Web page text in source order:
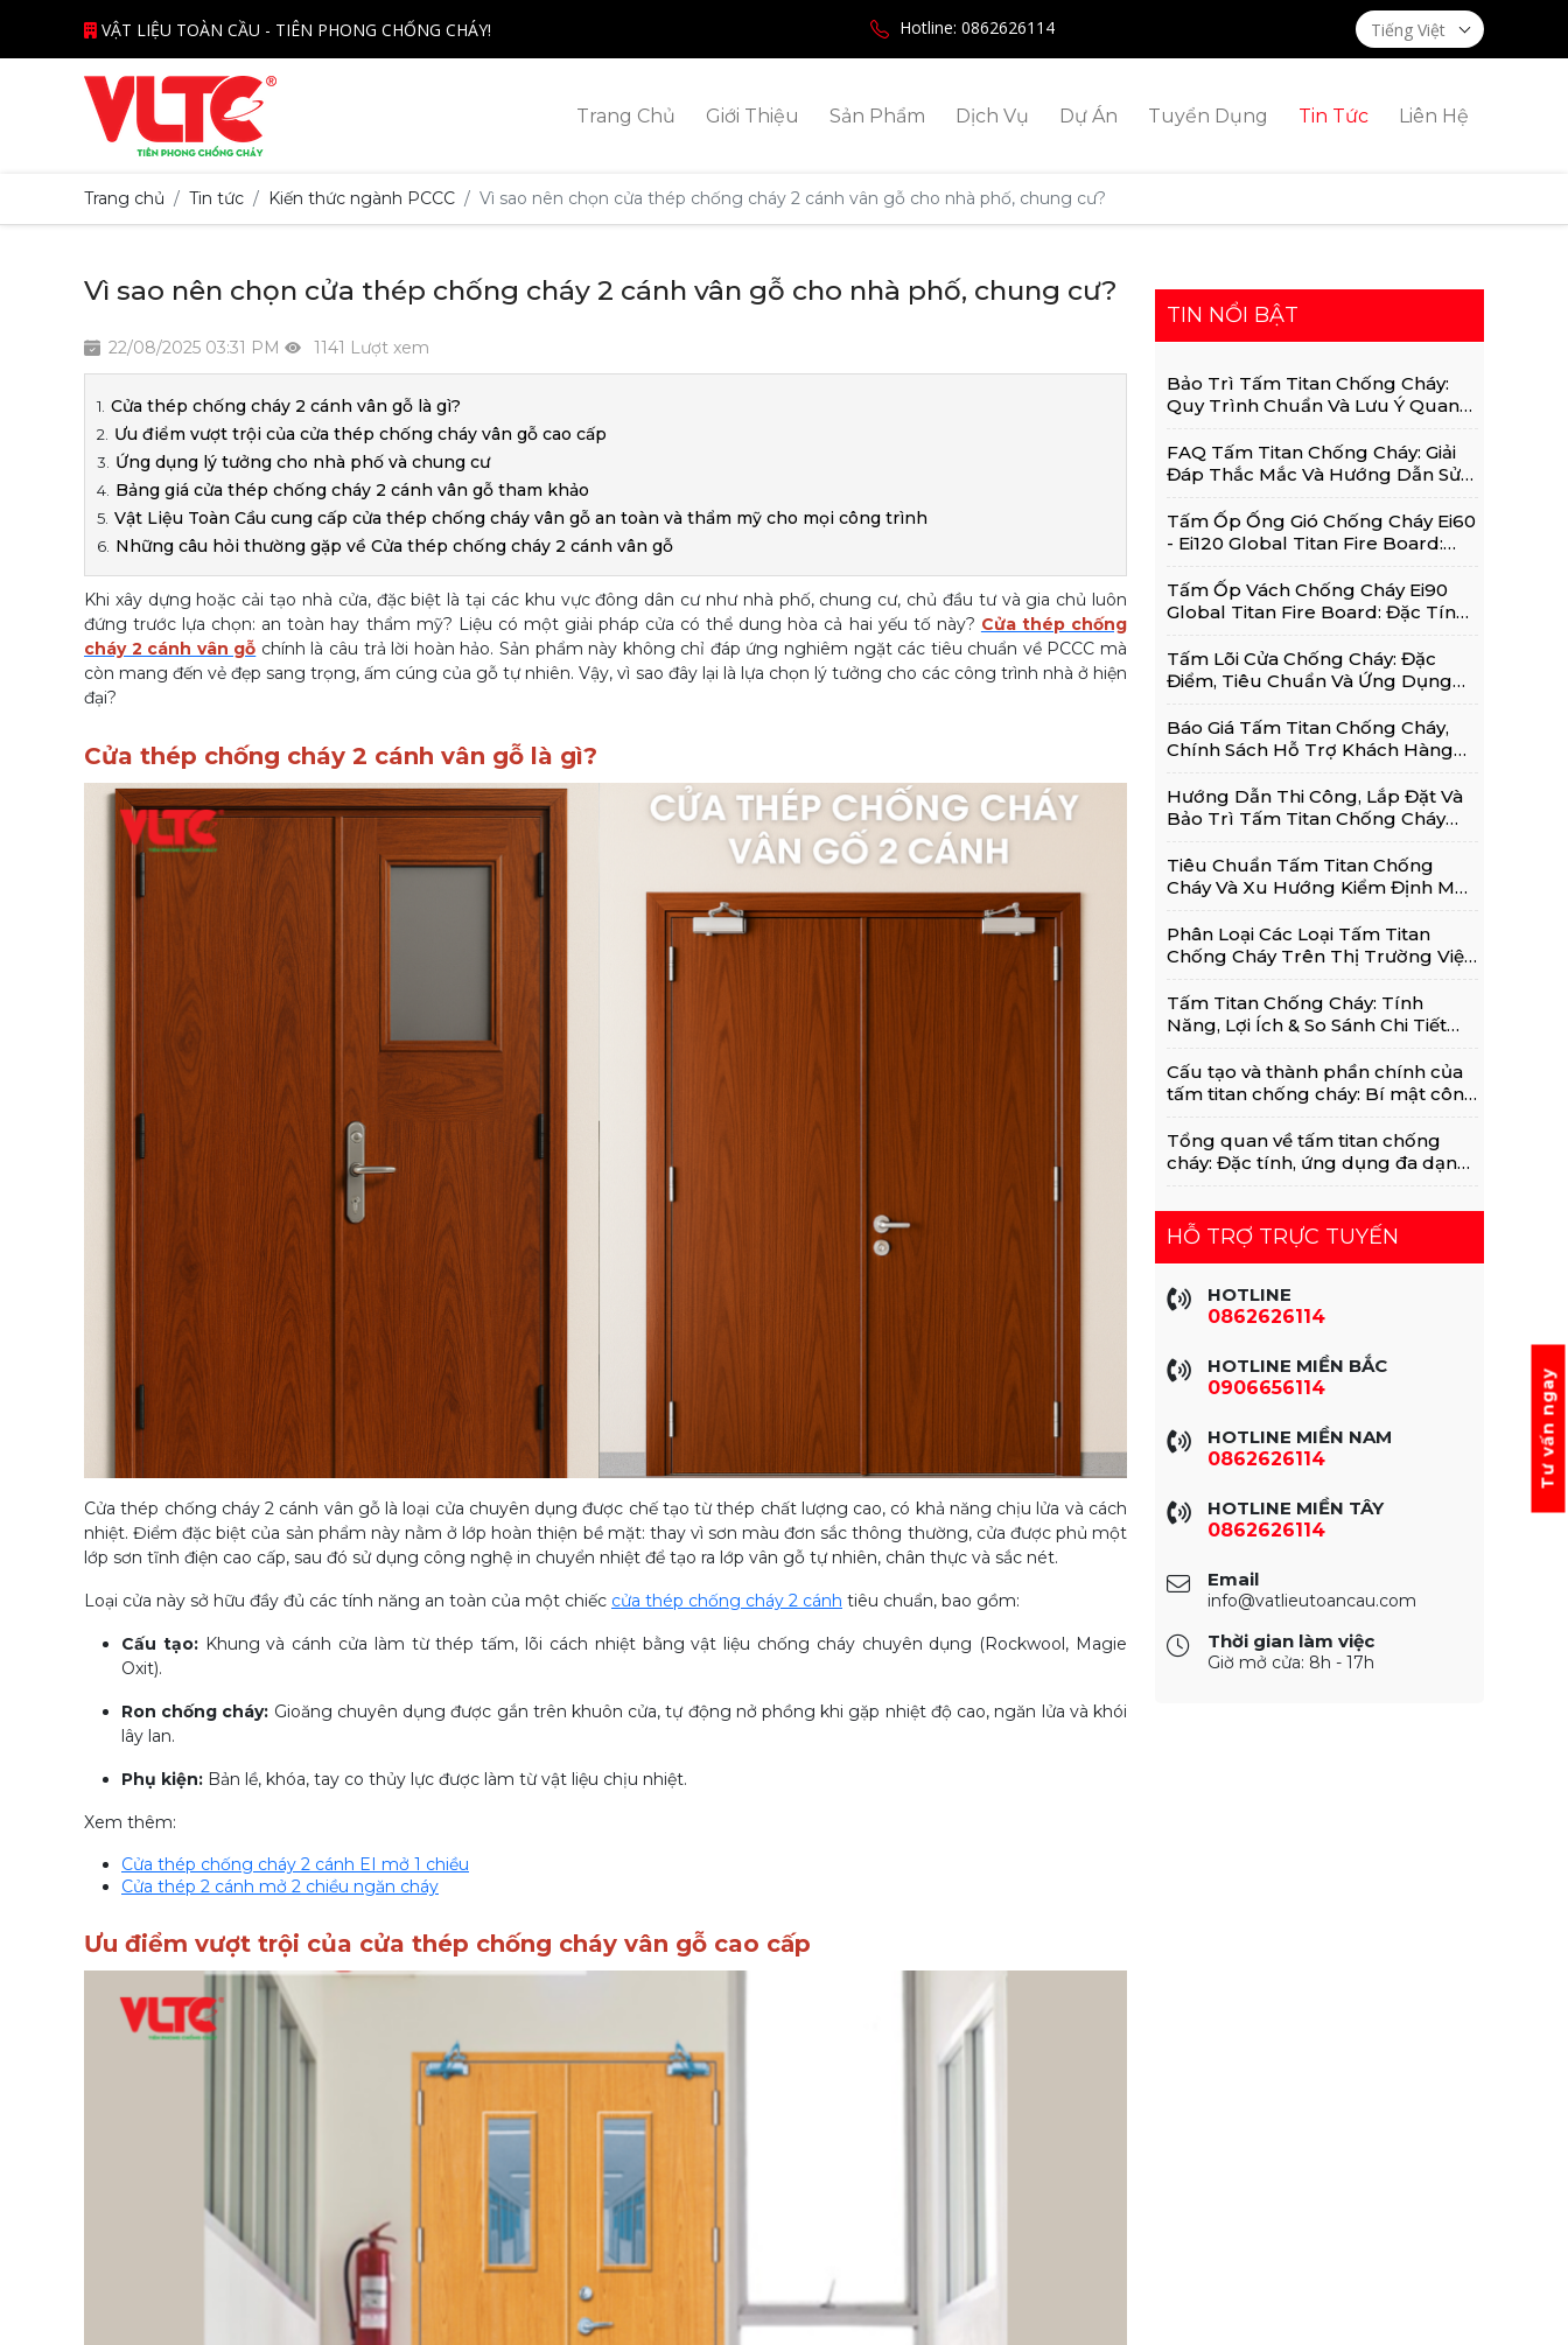
VẬT LIỆU TOÀN CẦU - TIÊN PHONG CHỐNG CHÁY! Hotline: 0862626114 Tiếng Việt
Trang Chủ Giới Thiệu Sản Phẩm Dịch Vụ Dự Án Tuyển Dụng Tin Tức Liên Hệ
Trang chủ Tin tức Kiến thức ngành PCCC Vì sao nên chọn cửa thép chống cháy 2 cánh vân gỗ cho nhà phố, chung cư?
Vì sao nên chọn cửa thép chống cháy 2 cánh vân gỗ cho nhà phố, chung cư?
22/08/2025 03:31 PM 1141 Lượt xem
Cửa thép chống cháy 2 cánh vân gỗ là gì?
Ưu điểm vượt trội của cửa thép chống cháy vân gỗ cao cấp
Ứng dụng lý tưởng cho nhà phố và chung cư
Bảng giá cửa thép chống cháy 2 cánh vân gỗ tham khảo
Vật Liệu Toàn Cầu cung cấp cửa thép chống cháy vân gỗ an toàn và thẩm mỹ cho mọi công trình
Những câu hỏi thường gặp về Cửa thép chống cháy 2 cánh vân gỗ
Khi xây dựng hoặc cải tạo nhà cửa, đặc biệt là tại các khu vực đông dân cư như nhà phố, chung cư, chủ đầu tư và gia chủ luôn
đứng trước lựa chọn: an toàn hay thẩm mỹ? Liệu có một giải pháp cửa có thể dung hòa cả hai yếu tố này? Cửa thép chống
cháy 2 cánh vân gỗ chính là câu trả lời hoàn hảo. Sản phẩm này không chỉ đáp ứng nghiêm ngặt các tiêu chuẩn về PCCC mà
còn mang đến vẻ đẹp sang trọng, ấm cúng của gỗ tự nhiên. Vậy, vì sao đây lại là lựa chọn lý tưởng cho các công trình nhà ở hiện
đại?
Cửa thép chống cháy 2 cánh vân gỗ là gì?
Cửa thép chống cháy 2 cánh vân gỗ là loại cửa chuyên dụng được chế tạo từ thép chất lượng cao, có khả năng chịu lửa và cách
nhiệt. Điểm đặc biệt của sản phẩm này nằm ở lớp hoàn thiện bề mặt: thay vì sơn màu đơn sắc thông thường, cửa được phủ một
lớp sơn tĩnh điện cao cấp, sau đó sử dụng công nghệ in chuyển nhiệt để tạo ra lớp vân gỗ tự nhiên, chân thực và sắc nét.
Loại cửa này sở hữu đầy đủ các tính năng an toàn của một chiếc cửa thép chống cháy 2 cánh tiêu chuẩn, bao gồm:
Cấu tạo:Khung và cánh cửa làm từ thép tấm, lõi cách nhiệt bằng vật liệu chống cháy chuyên dụng (Rockwool, Magie
Oxit).
Ron chống cháy: Gioăng chuyên dụng được gắn trên khuôn cửa, tự động nở phồng khi gặp nhiệt độ cao, ngăn lửa và khói
lây lan.
Phụ kiện: Bản lề, khóa, tay co thủy lực được làm từ vật liệu chịu nhiệt.
Xem thêm:
Cửa thép chống cháy 2 cánh EI mở 1 chiều
Cửa thép 2 cánh mở 2 chiều ngăn cháy
Ưu điểm vượt trội của cửa thép chống cháy vân gỗ cao cấp
TIN NỔI BẬT
Bảo Trì Tấm Titan Chống Cháy:
Quy Trình Chuẩn Và Lưu Ý Quan
FAQ Tấm Titan Chống Cháy: Giải
Đáp Thắc Mắc Và Hướng Dẫn Sử
Tấm Ốp Ống Gió Chống Cháy Ei60
- Ei120 Global Titan Fire Board:
Tấm Ốp Vách Chống Cháy Ei90
Global Titan Fire Board: Đặc Tính,
Tấm Lõi Cửa Chống Cháy: Đặc
Điểm, Tiêu Chuẩn Và Ứng Dụng
Báo Giá Tấm Titan Chống Cháy,
Chính Sách Hỗ Trợ Khách Hàng
Dụng Hiệu Quả
Hướng Dẫn Thi Công, Lắp Đặt Và
Bảo Trì Tấm Titan Chống Cháy
Tiêu Chuẩn Tấm Titan Chống
Cháy Và Xu Hướng Kiểm Định Mới
Phân Loại Các Loại Tấm Titan
Chống Cháy Trên Thị Trường Việt
Tấm Titan Chống Cháy: Tính
Năng, Lợi Ích & So Sánh Chi Tiết
Cấu tạo và thành phần chính của
tấm titan chống cháy: Bí mật công
Tổng quan về tấm titan chống
cháy: Đặc tính, ứng dụng đa dạng
HỖ TRỢ TRỰC TUYẾN
HOTLINE
0862626114
HOTLINE MIỀN BẮC
0906656114
HOTLINE MIỀN NAM
0862626114
HOTLINE MIỀN TÂY
0862626114
Email
info@vatlieutoancau.com
Thời gian làm việc
Giờ mở cửa: 8h - 17h
Tư vấn ngay